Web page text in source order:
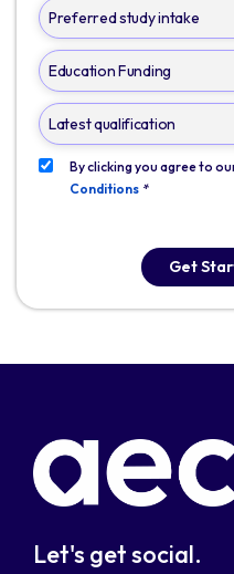
By clicking you agree to
Conditions *
Get
Let's get social.